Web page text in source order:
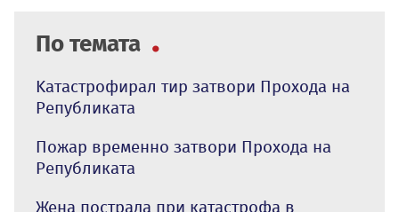
По темата
Kатастрофирал тир затвори Прохода на
Републиката
Пожар временно затвори Прохода на
Републиката
Жена пострада при катастрофа в